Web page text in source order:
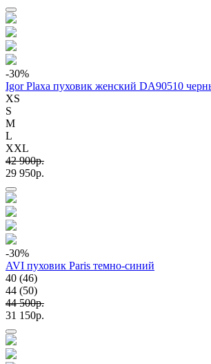
-30%
Igor Plaxa пуховик женский DA90510
XS
S
M
L
XXL
42 900p.
29 950p.
-30%
AVI пуховик Paris темно-синий
40 (46)
44 (50)
44 500p.
31 150p.